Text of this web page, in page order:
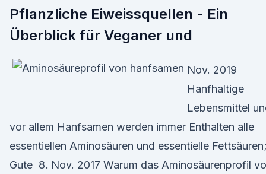
Pflanzliche Eiweissquellen - Ein
Überblick für Veganer und
Nov. 2019
Hanfhaltige
Lebensmittel
vor allem Hanfsamen werden immer Enthalten alle
essentiellen Aminosäuren und essentielle Fettsäuren;
Gute 8. Nov. 2017 Warum das Aminosäurenprofil